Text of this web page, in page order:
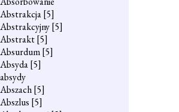
Abstrakcja[5]
Abstrakcyjny[5]
Abstrakt[5]
Absurdum[5]
Absyda[5]
absydy
Abszach[5]
Abszlus [5]